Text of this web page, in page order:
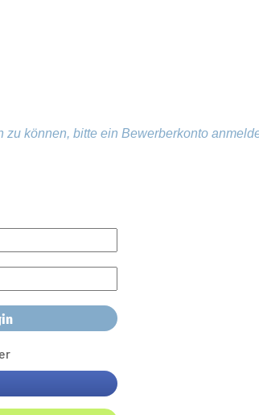
zu können, bitte ein Bewerberkonto